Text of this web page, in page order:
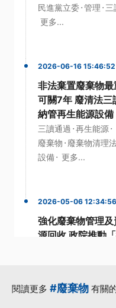
民進黨立委·管理 · 三
更多...
2026-06-16 15:46:52
非法棄置廢棄物最
可關7年 廢清法三
納管再生能源設備
三讀通過 ·再生能源·
廢棄物 · 廢棄物清理
設備· 更多...
2026-05-06 12:34:56
強化廢棄物管理及
源回收 政院推動
更多...
閱讀更多 #廢棄物 有關